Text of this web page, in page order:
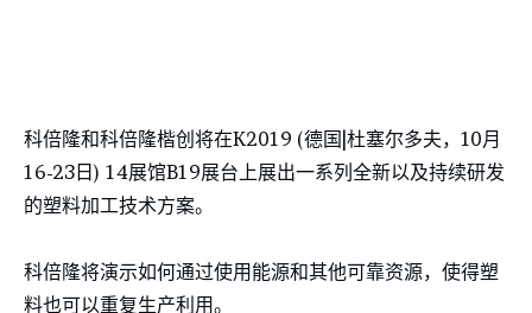
科倍隆和科倍隆楷创将在K2019 (德国|杜塞尔多夫，10月
16-23日) 14展馆B19展台上展出一系列全新以及持续研发
的塑料加工技术方案。
科倍隆将演示如何通过使用能源和其他可靠资源，使得塑
料也可以重复生产利用。